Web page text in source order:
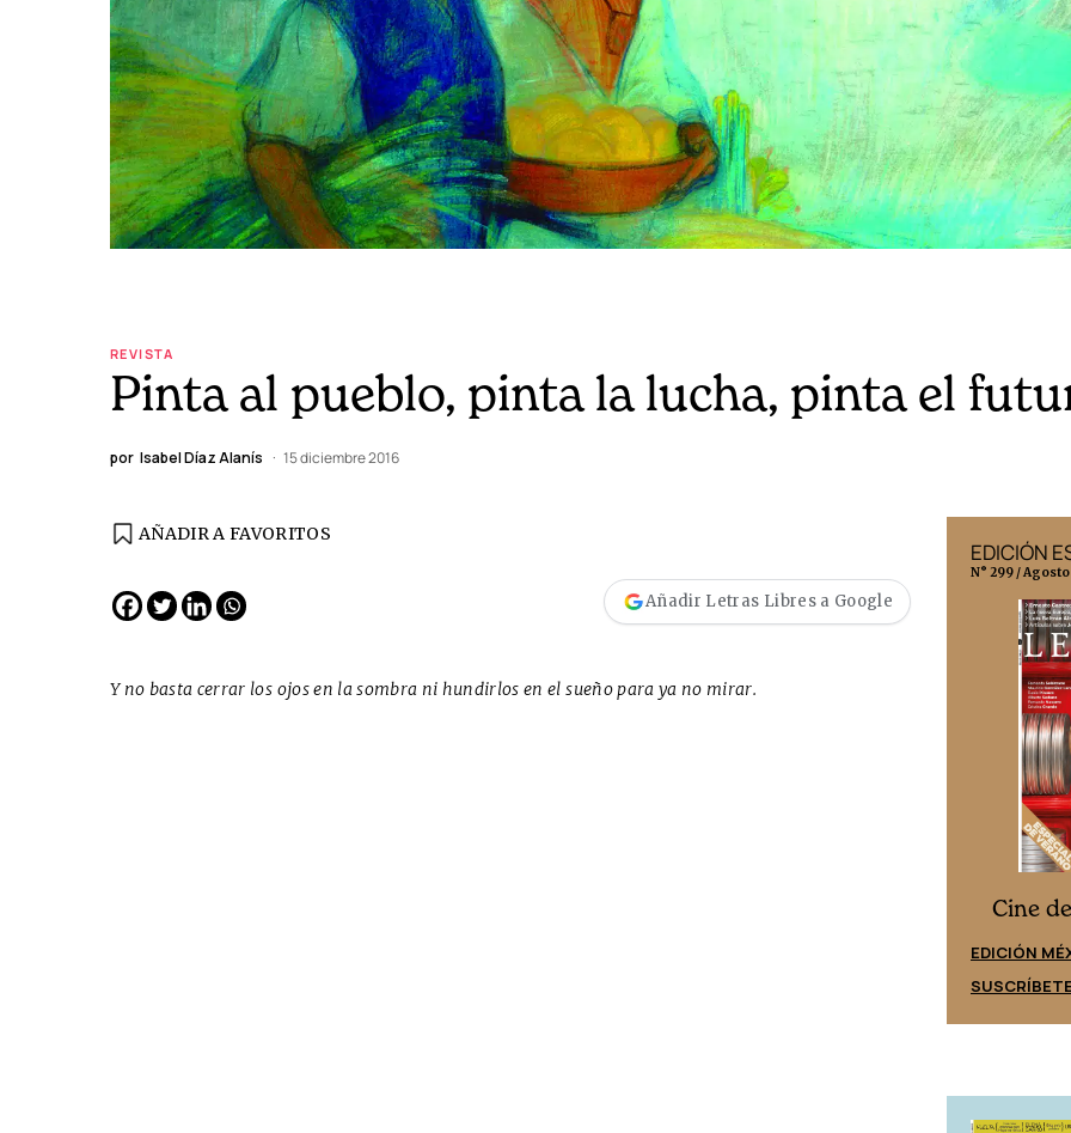
REVISTA
Pinta al pueblo, pinta la lucha, pinta el
por Isabel Díaz Alanís 15 diciembre 2016
AÑADIR A FAVORITOS
Añadir Letras Libres a Google
Y no basta cerrar los ojos en la sombra ni hundirlos en el sueño para ya no mirar.
EDICIÓN
N° 299 /
Cine
EDICIÓN